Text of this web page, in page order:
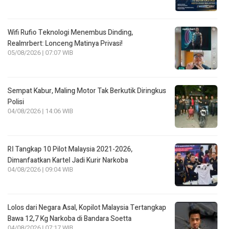
Wifi Rufio Teknologi Menembus Dinding,
Realmrbert: Lonceng Matinya Privasi!
05/08/2026 | 07:07 WIB
Sempat Kabur, Maling Motor Tak Berkutik Diringkus
Polisi
04/08/2026 | 14:06 WIB
RI Tangkap 10 Pilot Malaysia 2021-2026,
Dimanfaatkan Kartel Jadi Kurir Narkoba
04/08/2026 | 09:04 WIB
Lolos dari Negara Asal, Kopilot Malaysia Tertangkap
Bawa 12,7 Kg Narkoba di Bandara Soetta